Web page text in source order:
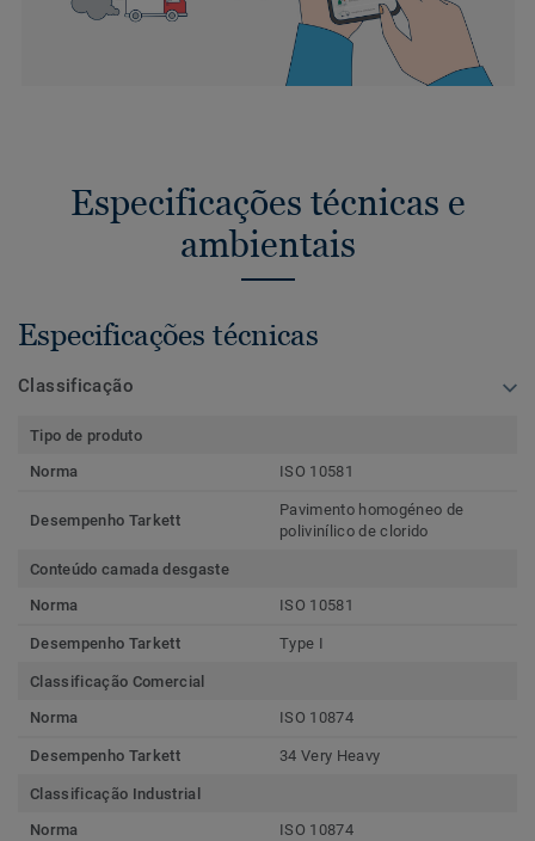
Especificações técnicas e
ambientais
Especificações técnicas
Classificação
Tipo de produto
Norma
ISO 10581
Desempenho Tarkett
Pavimento homogéneo de
polivinílico de clorido
Conteúdo camada desgaste
Norma
ISO 10581
Desempenho Tarkett Type I
Classificação Comercial
Norma
ISO 10874
Desempenho Tarkett 34 Very Heavy
Classificação Industrial
Norma
ISO 10874